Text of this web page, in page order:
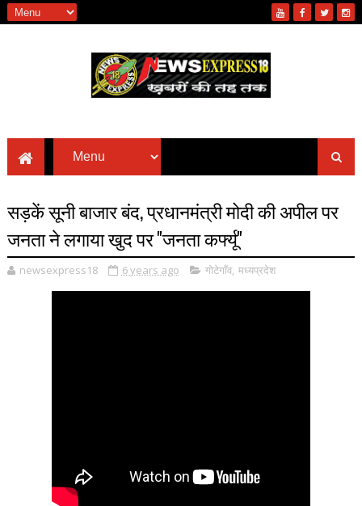
सड़कें सूनी बाजार बंद, प्रधानमंत्री मोदी की अपील पर
जनता ने लगाया खुद पर ''जनता कर्फ्यू''
newsexpress18 6 years ago गोटेगाँव, मध्यप्रदेश